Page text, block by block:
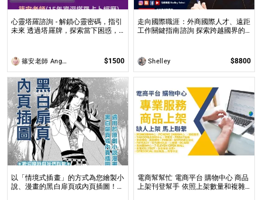
心靈塔羅諮詢 - 解鎖心靈密碼，指引
未來 透過塔羅牌，探索當下困惑，
篠安老師 Angel Yang $1500
走向國際職涯：外商國際人才、遠距
工作關鍵指南諮詢 探索跨越國界的
Shelley $8800
以「情境式插畫」的方式為您繪製小
說、漫畫的黑白扉頁或內頁插圖！
電商幫幫忙 電商平台 購物中心 商品
上架刊登幫手 依照上架數量和複雜